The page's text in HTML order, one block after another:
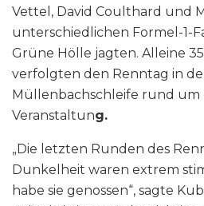
Vettel, David Coulthard und
unterschiedlichen Formel-1-
Grüne Hölle jagten. Alleine
verfolgten den Renntag in
Müllenbachschleife rund um
Veranstaltung.
„Die letzten Runden des
Dunkelheit waren extrem
habe sie genossen“, sagte